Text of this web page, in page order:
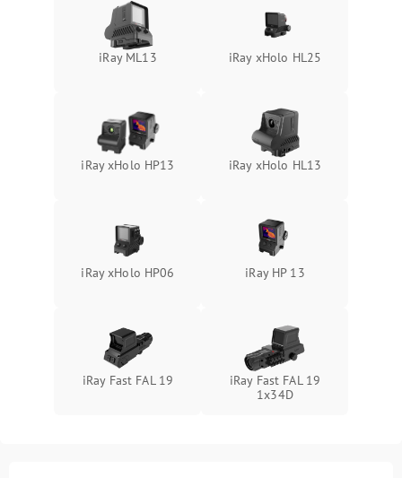
Поломка системы защиты
от перенапряжения
Подробнее →
iRay ML13 iRay xHolo HL25
iRay xHolo HP13 iRay xHolo HL13
iRay xHolo HP06 iRay HP 13
iRay Fast FAL 19
iRay Fast FAL 19
1x34D